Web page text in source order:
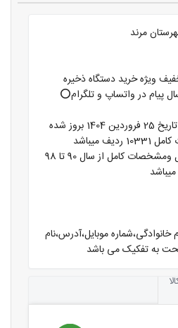
مرند
به شما 3% تخفیف ویژه خرید دستگاه ذخیره
پیام در واتساپ و تلگرام⭕️
تعداد اطلاعات بروز که در تاریخ 25 فروردین 1404 بروز شده
میباشد
تعداد اطلاعات که با موبایل ومشخصات کامل از سال 90 تا 98
موبایل،آدرس،نام
به تفکیک می باشد